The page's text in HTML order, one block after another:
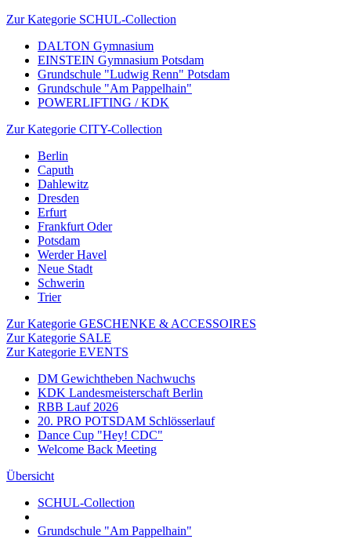
Zur Kategorie SCHUL-Collection
DALTON Gymnasium
EINSTEIN Gymnasium Potsdam
Grundschule "Ludwig Renn" Potsdam
Grundschule "Am Pappelhain"
POWERLIFTING / KDK
Zur Kategorie CITY-Collection
Berlin
Caputh
Dahlewitz
Dresden
Erfurt
Frankfurt Oder
Potsdam
Werder Havel
Neue Stadt
Schwerin
Trier
Zur Kategorie GESCHENKE & ACCESSOIRES
Zur Kategorie SALE
Zur Kategorie EVENTS
DM Gewichtheben Nachwuchs
KDK Landesmeisterschaft Berlin
RBB Lauf 2026
20. PRO POTSDAM Schlösserlauf
Dance Cup "Hey! CDC"
Welcome Back Meeting
Übersicht
SCHUL-Collection
Grundschule "Am Pappelhain"